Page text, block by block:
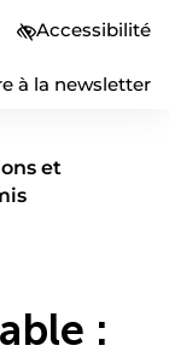
à la newsletter
Accessibilité
et
: